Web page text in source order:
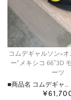
コムデギャルソン×
ー“メキシコ 66”3D
ーツ
■商品名 コムデギャ…